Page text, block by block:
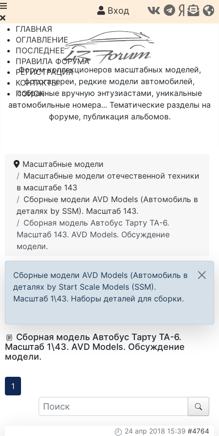
Форум коллекционеров масштабных моделей,
фотогалереи, редкие модели автомобилей,
собранные вручную энтузиастами, уникальные
автомобильные номера... Тематические разделы на
форуме, публикация альбомов.
Вход
ГЛАВНАЯ
ОГЛАВЛЕНИЕ
ПОСЛЕДНЕЕ
ПРАВИЛА ФОРУМА
РЕГИСТРАЦИЯ
КОНТАКТЫ
ПОИСК
Масштабные модели
Масштабные модели отечественной техники
в масштабе 143
Сборные модели AVD Models (Автомобиль в
деталях by SSM). Масштаб 143.
Сборная модель Автобус Тарту ТА-6.
Масштаб 143. AVD Models. Обсуждение
модели.
Сборные модели AVD Models (Автомобиль в
деталях by Start Scale Models (SSM).
Масштаб 1\43. Наборы деталей для сборки.
Сборная модель Автобус Тарту ТА-6.
Масштаб 1\43. AVD Models. Обсуждение
модели.
1
24 апр 2018 15:39 #4764